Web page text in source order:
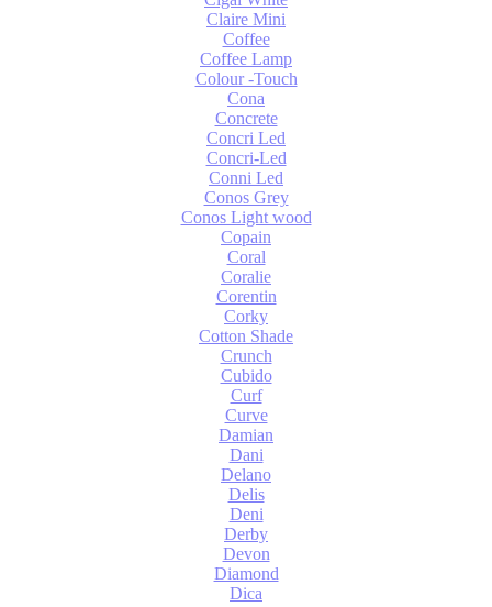
Claire Mini
Coffee
Coffee Lamp
Colour -Touch
Cona
Concrete
Concri Led
Concri-Led
Conni Led
Conos Grey
Conos Light wood
Copain
Coral
Coralie
Corentin
Corky
Cotton Shade
Crunch
Cubido
Curf
Curve
Damian
Dani
Delano
Delis
Deni
Derby
Devon
Diamond
Dica